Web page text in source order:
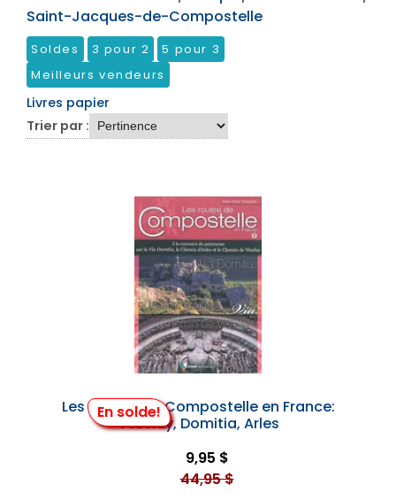
Saint-Jacques-de-Compostelle
Soldes 3 pour 2
5 pour 3
Meilleurs vendeurs
Livres papier
Trier par :
En solde!
Les Routes de Compostelle en France:
Vézelay, Domitia, Arles
9,95 $
44,95 $